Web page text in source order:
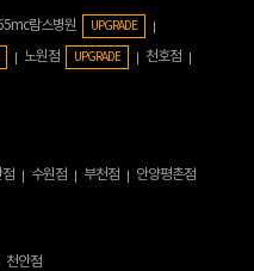
람스병원 UPGRADE
노원점 UPGRADE
천호점
점 수원점 부천점 안양평촌점
천안점